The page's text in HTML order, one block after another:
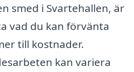
smed i Svartehallen, är
vad du kan förvänta
till kostnader.
kan variera